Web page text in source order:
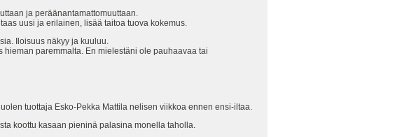
ja peräänantamattomuuttaan.
uusi ja erilainen, lisää taitoa tuova kokemus.
Iloisuus näkyy ja kuuluu.
paremmalta. En mielestäni ole pauhaavaa tai
tuottaja Esko-Pekka Mattila nelisen viikkoa ennen ensi-iltaa.
koottu kasaan pieninä palasina monella taholla.